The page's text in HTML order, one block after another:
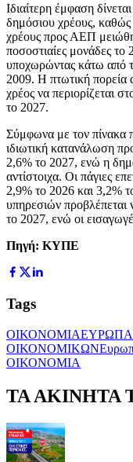
Ιδιαίτερη έμφαση
δημόσιου χρέους,
χρέους προς ΑΕΠ
ποσοστιαίες μονάδες
υποχωρώντας κάτω από
2009. Η πτωτική πορεία
χρέος να περιορίζεται
το 2027.
Σύμφωνα με τον πίνακα
ιδιωτική κατανάλωση
2,6% το 2027, ενώ η
αντίστοιχα. Οι πάγιες
2,9% το 2026 και 3,2%
υπηρεσιών
το 2027, ενώ οι
Πηγή: ΚΥΠΕ
Tags
ΟΙΚΟΝΟΜΙΑ
ΟΙΚΟΝΟΜΙΚΩΝ
ΟΙΚΟΝΟΜΙΑ
ΤΑ ΑΚΙΝΗΤΑ